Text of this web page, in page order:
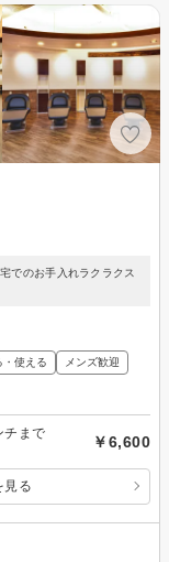
でのお手入れラクラクス
・使える メンズ歓迎
チまで
￥6,600
見る